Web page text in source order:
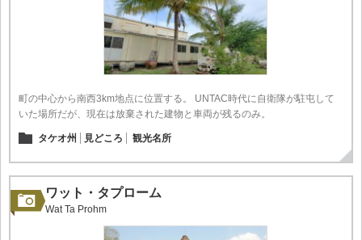
町の中心から南西3km地点に位置する。 UNTAC時代に自衛隊が駐屯して
いた場所だが、現在は放棄された建物と車両が残るのみ。
タケオ州 見どころ 観光名所
ワット・タプローム
Wat Ta Prohm